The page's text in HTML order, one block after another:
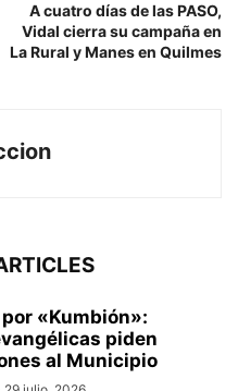
A cuatro días de las PASO,
Vidal cierra su campaña en
La Rural y Manes en Quilmes
«Kumbión»:
piden
al Municipio